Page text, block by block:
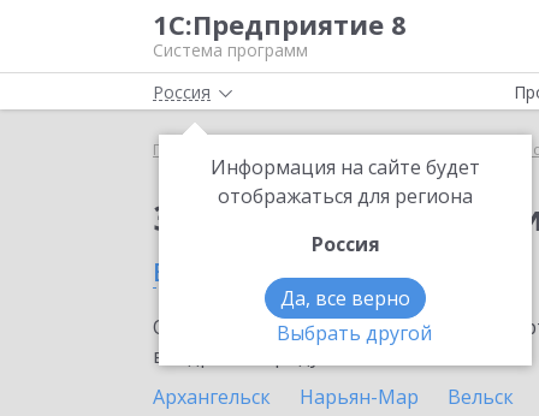
1С:Предприятие 8
Система программ
Россия
Информация на сайте будет
отображаться для региона
Россия
Да, все верно
Выбрать другой
Главная 1С:Прогнозирование
Заказать
в Котласе
Ознакомьтесь с информационными
внедрение продукта.
Архангельск
Нарьян-Мар Вельск